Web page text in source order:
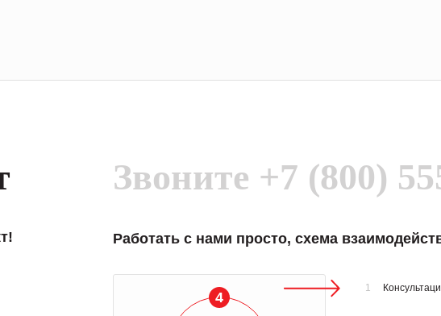
Звоните +7 (800)
Работать с нами просто, схема
4
1